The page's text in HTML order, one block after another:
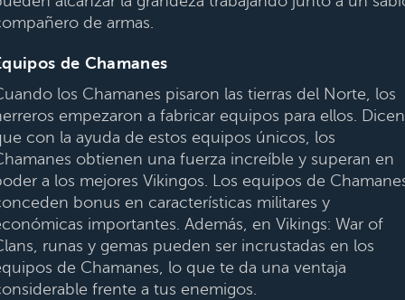
de armas.
de Chamanes
los Chamanes pisaron las tierras del Norte, los
empezaron a fabricar equipos para ellos. Dicen
con la ayuda de estos equipos únicos, los
obtienen una fuerza increíble y superan en
a los mejores Vikingos. Los equipos de
bonus en características militares y
importantes. Además, en Vikings: War of
runas y gemas pueden ser incrustadas en los
de Chamanes, lo que te da una ventaja
frente a tus enemigos.